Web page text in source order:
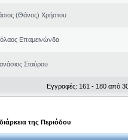
(Θάνος) Χρήστου
Επαμεινώνδα
Σταύρου
Εγγραφές: 161 - 180 από
της Περιόδου